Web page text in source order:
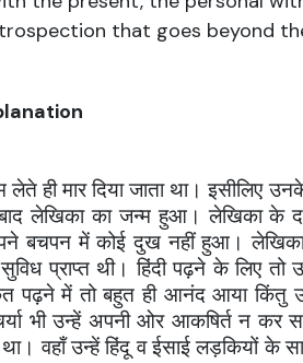
that goes beyond
ही मार दिया जाता था। इसीलिए
लेखिका का जन्म हुआ। लेखिका के
बचपन में कोई दुख नहीं हुआ। लेखिका
प्राप्त थी। हिंदी पढ़ने के लिए तो
पढ़ने में तो बहुत ही आनंद आया किंतु
भी उन्हें अपनी ओर आकषिर्त न कर
था। वहाँ उन्हें हिंदू व ईसाई लड़कियों के